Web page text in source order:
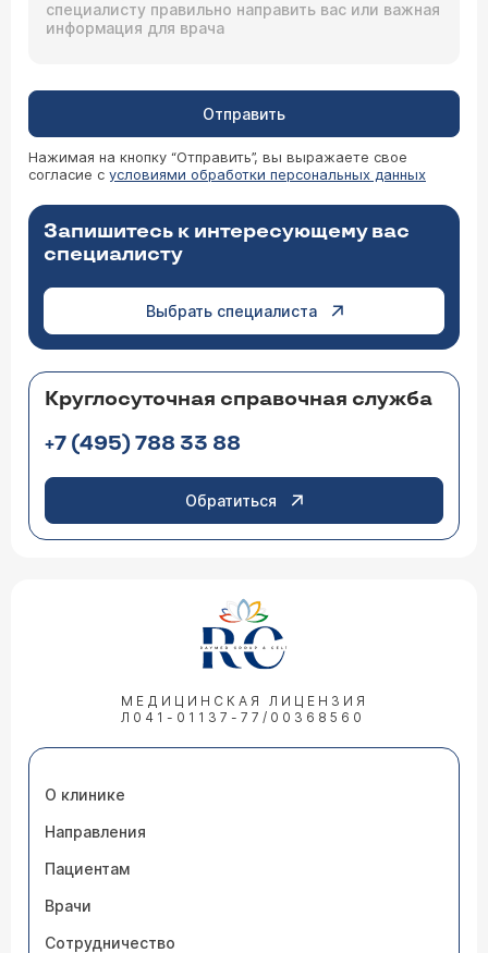
Отправить
Нажимая на кнопку “Отправить”, вы выражаете свое
согласие с условиями обработки персональных данных
Запишитесь к интересующему вас
специалисту
Выбрать специалиста
Круглосуточная справочная служба
+7 (495) 788 33 88
Обратиться
МЕДИЦИНСКАЯ ЛИЦЕНЗИЯ
Л041-01137-77/00368560
О клинике
Направления
Пациентам
Врачи
Сотрудничество